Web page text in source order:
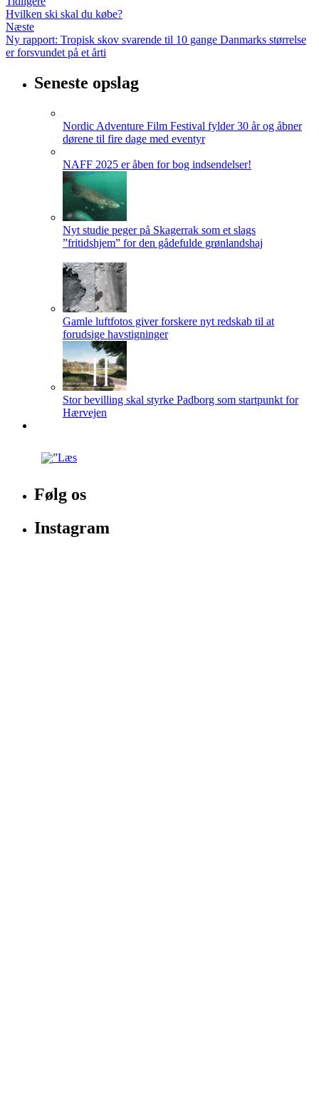
Hvilken ski skal du købe?
Næste
Ny rapport: Tropisk skov svarende til 10 gange Danmarks størrelse
er forsvundet på et årti
Seneste opslag
Nordic Adventure Film Festival fylder 30 år og åbner
dørene til fire dage med eventyr
NAFF 2025 er åben for bog indsendelser!
Nyt studie peger på Skagerrak som et slags
”fritidshjem” for den gådefulde grønlandshaj
Gamle luftfotos giver forskere nyt redskab til at
forudsige havstigninger
Stor bevilling skal styrke Padborg som startpunkt for
Hærvejen
Følg os
Instagram